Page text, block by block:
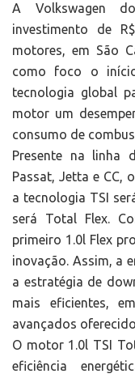
A Volkswagen
investimento de
motores, em São
como foco o
tecnologia global
motor um
consumo de
Presente na linha
Passat, Jetta e CC,
a tecnologia TSI
será Total Flex.
primeiro 1.0l Flex
inovação. Assim, a
a estratégia de
mais eficientes,
avançados
O motor 1.0l TSI
eficiência